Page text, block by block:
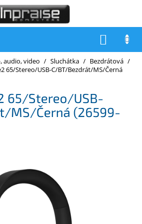
audio, video / Sluchátka / Bezdrátová /
65/Stereo/USB-C/BT/Bezdrát/MS/Černá
65/Stereo/USB-
MS/Černá (26599-